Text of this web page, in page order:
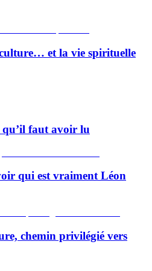
et la vie spirituelle
faut avoir lu
qui est vraiment Léon
chemin privilégié vers